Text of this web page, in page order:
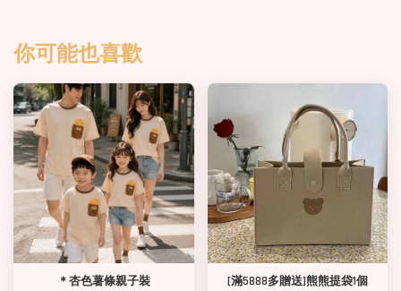
你可能也喜歡
＊杏色薯條親子裝
[滿5888多贈送]熊熊提袋1個